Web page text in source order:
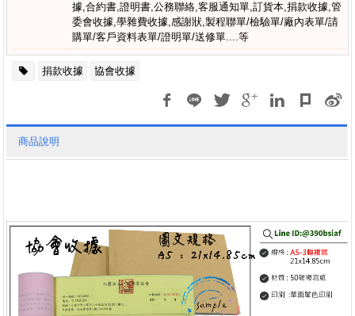
據,合約書,證明書,公務聯絡,客服通知單,訂貨本,捐款收據,管
委會收據,學雜費收據,感謝狀,製程聯單/檢驗單/廠內表單/請
購單/客戶資料表單/證明單/送修單....等
捐款收據 協會收據
商品說明